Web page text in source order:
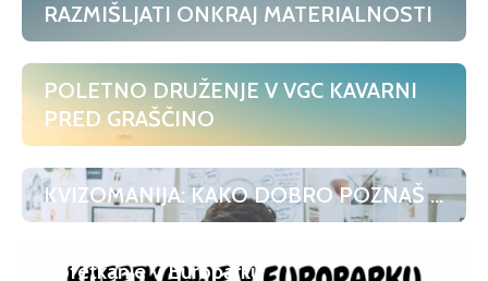
RAZMIŠLJATI ONKRAJ MATERIALNOSTI
POLETNO DRUŽENJE V VGC KAVARNI
PRED GRAŠČINO
KVIZOMANIJA: KAKO DOBRO POZNAŠ ...
Kofetkanje v Europarku